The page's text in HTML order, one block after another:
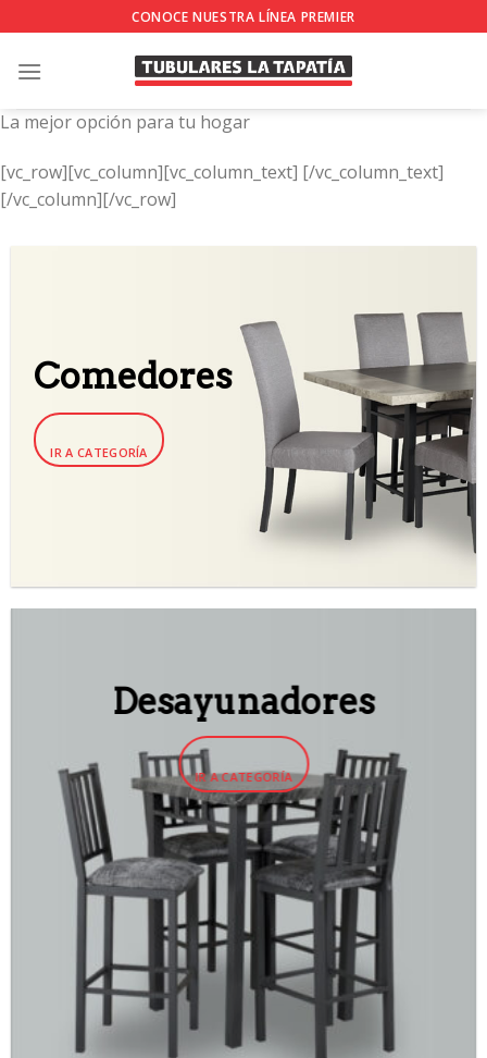
to
content
CONOCE NUESTRA LÍNEA PREMIER
La mejor opción para tu hogar
[vc_row][vc_column][vc_column_text] [/vc_column_text]
[/vc_column][/vc_row]
Comedores
IR A CATEGORÍA
Desayunadores
IR A CATEGORÍA